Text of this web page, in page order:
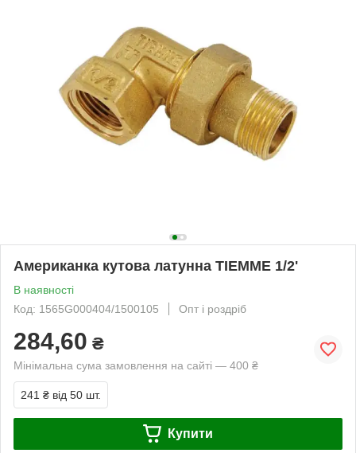
Американка кутова латунна TIEMME 1/2'
В наявності
Код: 1565G000404/1500105
Опт і роздріб
284,60 ₴
Мінімальна сума замовлення на сайті — 400 ₴
241 ₴ від 50 шт.
Купити